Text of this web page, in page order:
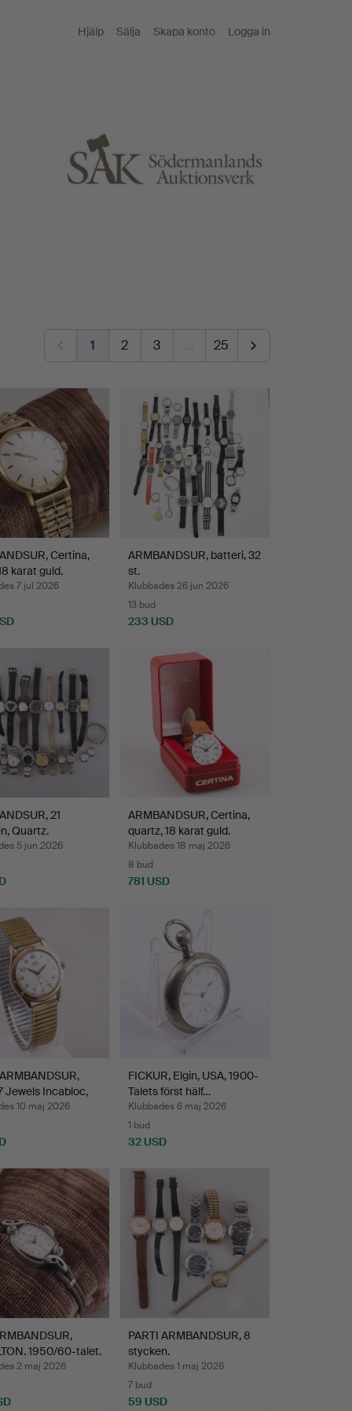
Hjälp Sälja Skapa konto Logga in
1 2 3 … 25
Certina,
karat guld.
7 jul 2026
ARMBANDSUR, batteri, 32
st.
Klubbades 26 jun 2026
13 bud
233 USD
21
Quartz.
5 jun 2026
ARMBANDSUR, Certina,
quartz, 18 karat guld.
Klubbades 18 maj 2026
8 bud
781 USD
Jewels Incabloc,
10 maj 2026
FICKUR, Elgin, USA, 1900-
Talets först hälf…
Klubbades 6 maj 2026
1 bud
32 USD
1950/60-talet.
2 maj 2026
PARTI ARMBANDSUR, 8
stycken.
Klubbades 1 maj 2026
7 bud
59 USD